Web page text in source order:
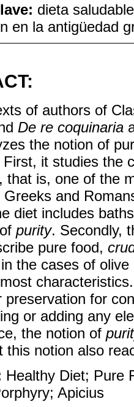
dieta
en la antigüedad
of authors of
De re coquinaria
the notion of
First, it studies the
that is, one of the
Greeks and
diet includes
purity. Secondly,
pure food,
the cases of
preservation for
or adding any
the notion of
this notion also
Healthy Diet; Pure
Apicius